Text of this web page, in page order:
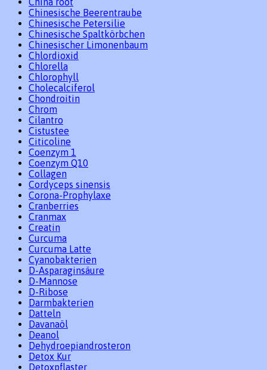
Chinesische Beerentraube
Chinesische Petersilie
Chinesische Spaltkörbchen
Chinesischer Limonenbaum
Chlordioxid
Chlorella
Chlorophyll
Cholecalciferol
Chondroitin
Chrom
Cilantro
Cistustee
Citicoline
Coenzym 1
Coenzym Q10
Collagen
Cordyceps sinensis
Corona-Prophylaxe
Cranberries
Cranmax
Creatin
Curcuma
Curcuma Latte
Cyanobakterien
D-Asparaginsäure
D-Mannose
D-Ribose
Darmbakterien
Datteln
Davanaöl
Deanol
Dehydroepiandrosteron
Detox Kur
Detoxpflaster